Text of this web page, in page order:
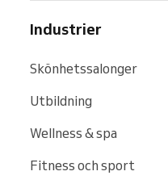
Industrier
Skönhetssalonger
Utbildning
Wellness & spa
Fitness och sport